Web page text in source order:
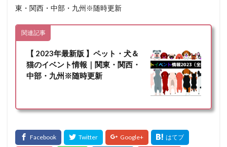
東・関西・中部・九州※随時更新
関連記事
【 2023年最新版 】ペット・犬＆
猫のイベント情報｜関東・関西・
中部・九州※随時更新